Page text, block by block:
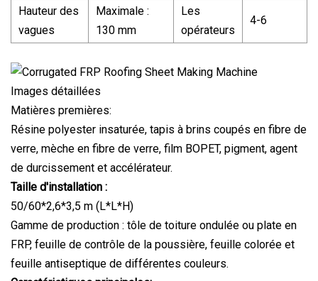
Hauteur des
vagues
Maximale :
130 mm
Les
opérateurs
4-6
Images détaillées
Matières premières:
Résine polyester insaturée, tapis à brins coupés en fibre de
verre, mèche en fibre de verre, film BOPET, pigment, agent
de durcissement et accélérateur.
Taille d'installation :
50/60*2,6*3,5 m (L*L*H)
Gamme de production : tôle de toiture ondulée ou plate en
FRP, feuille de contrôle de la poussière, feuille colorée et
feuille antiseptique de différentes couleurs.